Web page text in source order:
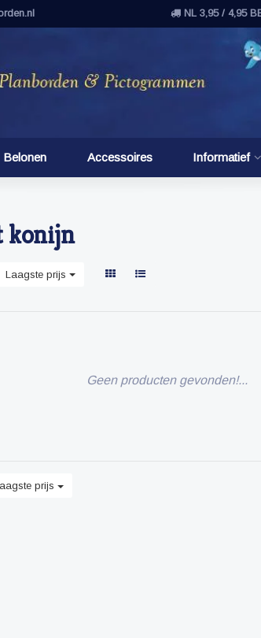
NL 3,95 / 4,95
Belonen Accessoires Informatief
konijn
Laagste prijs
Geen producten gevonden!...
prijs